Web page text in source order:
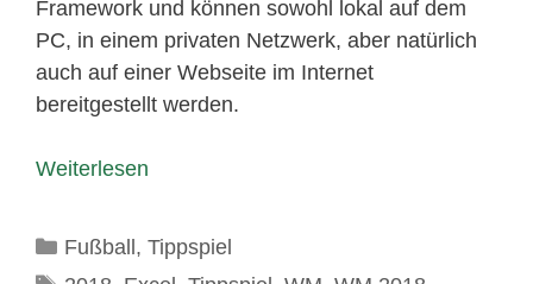
Framework und können sowohl lokal auf dem
PC, in einem privaten Netzwerk, aber natürlich
auch auf einer Webseite im Internet
bereitgestellt werden.
Weiterlesen
Kategorien
Fußball, Tippspiel